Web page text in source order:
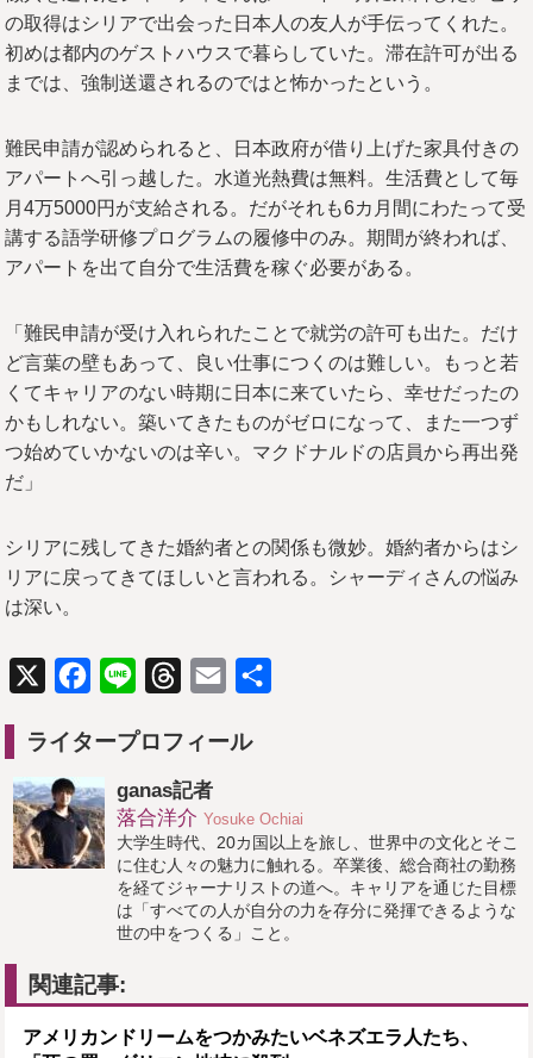
の取得はシリアで出会った日本人の友人が手伝ってくれた。
初めは都内のゲストハウスで暮らしていた。滞在許可が出る
までは、強制送還されるのではと怖かったという。
難民申請が認められると、日本政府が借り上げた家具付きの
アパートへ引っ越した。水道光熱費は無料。生活費として毎
月4万5000円が支給される。だがそれも6カ月間にわたって受
講する語学研修プログラムの履修中のみ。期間が終われば、
アパートを出て自分で生活費を稼ぐ必要がある。
「難民申請が受け入れられたことで就労の許可も出た。だけ
ど言葉の壁もあって、良い仕事につくのは難しい。もっと若
くてキャリアのない時期に日本に来ていたら、幸せだったの
かもしれない。築いてきたものがゼロになって、また一つず
つ始めていかないのは辛い。マクドナルドの店員から再出発
だ」
シリアに残してきた婚約者との関係も微妙。婚約者からはシ
リアに戻ってきてほしいと言われる。シャーディさんの悩み
は深い。
X Facebook
Line ThreadsEmail
ライタープロフィール
ganas記者
落合洋介 Yosuke Ochiai
大学生時代、20カ国以上を旅し、世界中の文化とそこ
に住む人々の魅力に触れる。卒業後、総合商社の勤務
を経てジャーナリストの道へ。キャリアを通じた目標
は「すべての人が自分の力を存分に発揮できるような
世の中をつくる」こと。
関連記事:
アメリカンドリームをつかみたいベネズエラ人たち、